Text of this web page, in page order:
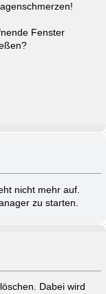
Fenster
nicht mehr auf.
zu starten.
Dabei wird